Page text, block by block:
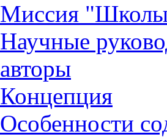
Миссия
Научные
авторы
Концепция
Особенности